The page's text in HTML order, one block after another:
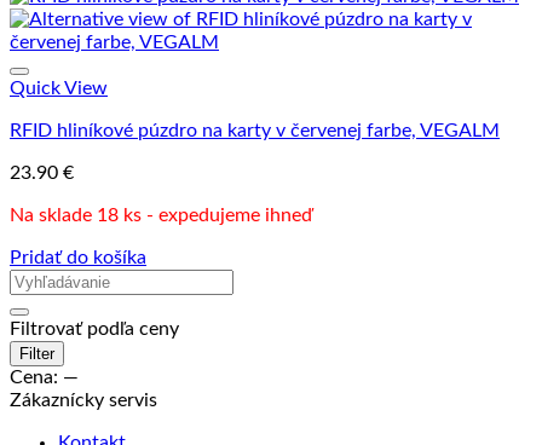
Quick View
RFID hliníkové púzdro na karty v červenej farbe, VEGALM
23.90 €
Na sklade 18 ks - expedujeme ihneď
Pridať do košíka
Filtrovať podľa ceny
Minimálna
cena
Maximálna
cena
Filter
Cena: —
Zákaznícky servis